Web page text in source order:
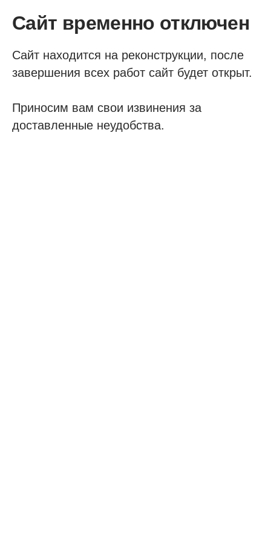
Сайт временно отключен
Сайт находится на реконструкции, после
завершения всех работ сайт будет открыт.
Приносим вам свои извинения за
доставленные неудобства.